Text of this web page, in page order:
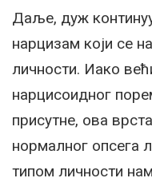
Даље, дуж
нарцизам који се
личности. Иако
нарцисоидног
присутне, ова
нормалног опсега
типом личности